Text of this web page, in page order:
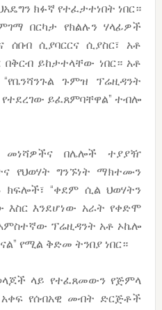
ክፉኛ የተፈታተነበት ነበር።
በርካታ የክልሉን ሃላፊዎች
ሲያባርርና ሲያስር፣ አቶ
ይከታተላቸው ነበር። አቶ
ጉምዝ ፕሬዚዳንት
የተደረገው ይፈጸምባቸዋል” ተብሎ
መነሻዎችና በሌሎች ተያያዥ
የህወሃት ግንኙነት ማክተሙን
ክፍሎች፣ “ቀደም ሲል ህወሃትን
እንደሆነው አራት የቀድሞ
ፕሬዚዳንት አቶ ኦኬሎ
የሚል ቅድመ ትንበያ ነበር።
ላይ የተፈጸመውን የጅምላ
የሰብአዊ መብት ድርጅቶች